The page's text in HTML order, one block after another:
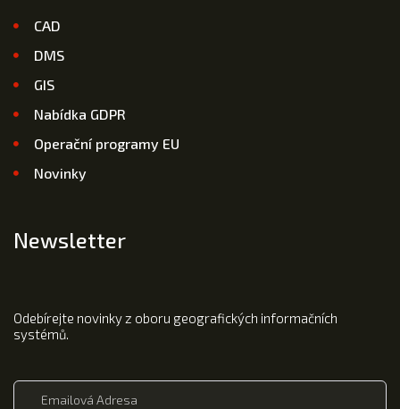
CAD
DMS
GIS
Nabídka GDPR
Operační programy EU
Novinky
Newsletter
Odebírejte novinky z oboru geografických informačních
systémů.